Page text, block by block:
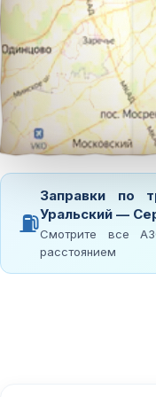
⛽
Заправки по
Уральский —
Смотрите все
расстоянием